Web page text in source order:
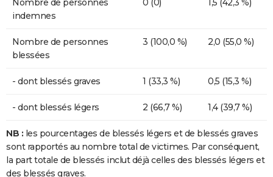
Nombre de personnes
indemnes
0 (0) 1,5 (42,3 %)
Nombre de personnes
blessées
3 (100,0 %) 2,0 (55,0 %)
- dont blessés graves 1 (33,3 %) 0,5 (15,3 %)
- dont blessés légers 2 (66,7 %) 1,4 (39,7 %)
NB : les pourcentages de blessés légers et de blessés graves
sont rapportés au nombre total de victimes. Par conséquent,
la part totale de blessés inclut déjà celles des blessés légers et
des blessés graves.